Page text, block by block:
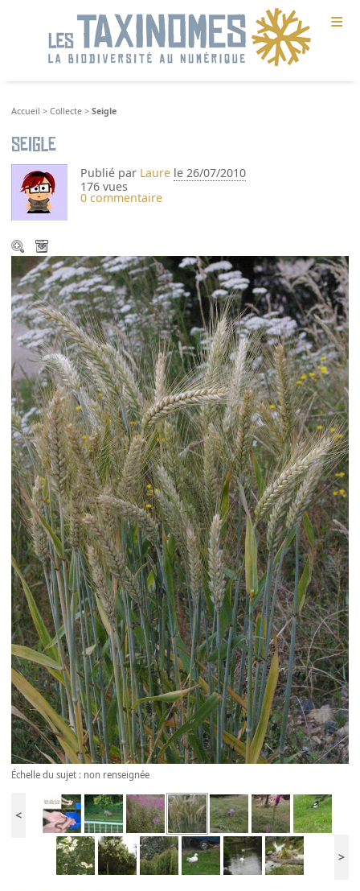
≡
Accueil >Collecte >Seigle
Seigle
Publié par Laure le 26/07/2010
176 vues
0 commentaire
Échelle du sujet : non renseignée
<
>